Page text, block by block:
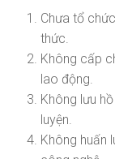
Chưa tổ
thức.
Không cấp
lao động.
Không lưu
luyện.
Không huấn